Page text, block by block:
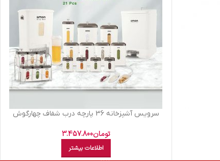
سرويس آشپزخانه 36 پارچه درب شفاف چهارگوش
تومان3.457.800
اطلاعات بیشتر